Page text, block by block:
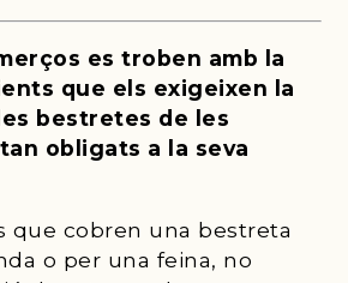
es troben amb la
que els exigeixen la
bestretes de les
obligats a la seva
que cobren una bestreta
o per una feina, no